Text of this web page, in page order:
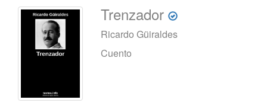
Trenzador
Ricardo Güiraldes
Cuento